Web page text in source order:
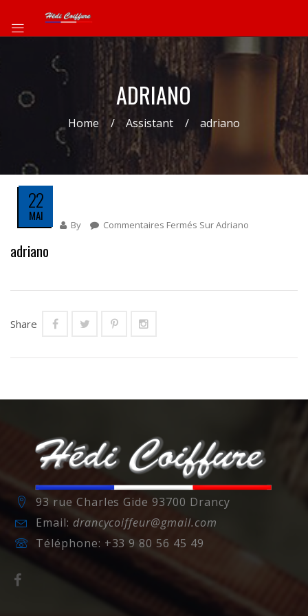
ADRIANO
Home Assistant adriano
22
MAI
By Commentaires Fermés Sur Adriano
adriano
Share
93 rue Charles Gide 93700 Drancy
Email: drancycoiffeur@gmail.com
Téléphone: +33 9 80 56 45 49